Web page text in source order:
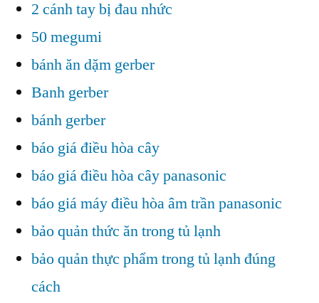
2 cánh tay bị đau nhức
50 megumi
bánh ăn dặm gerber
Banh gerber
bánh gerber
báo giá điều hòa cây
báo giá điều hòa cây panasonic
báo giá máy điều hòa âm trần panasonic
bảo quản thức ăn trong tủ lạnh
bảo quản thực phẩm trong tủ lạnh đúng
cách